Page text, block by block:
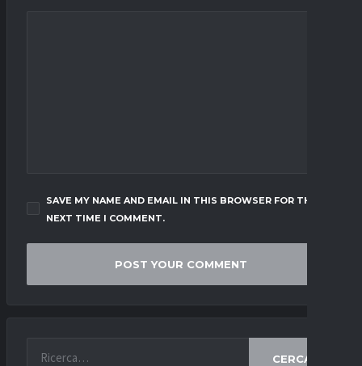
SAVE MY NAME AND EMAIL IN THIS BROWSER FOR THE
NEXT TIME I COMMENT.
CERCA